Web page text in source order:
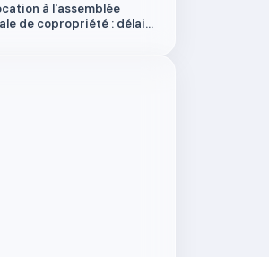
à l'assemblée
de copropriété : délai